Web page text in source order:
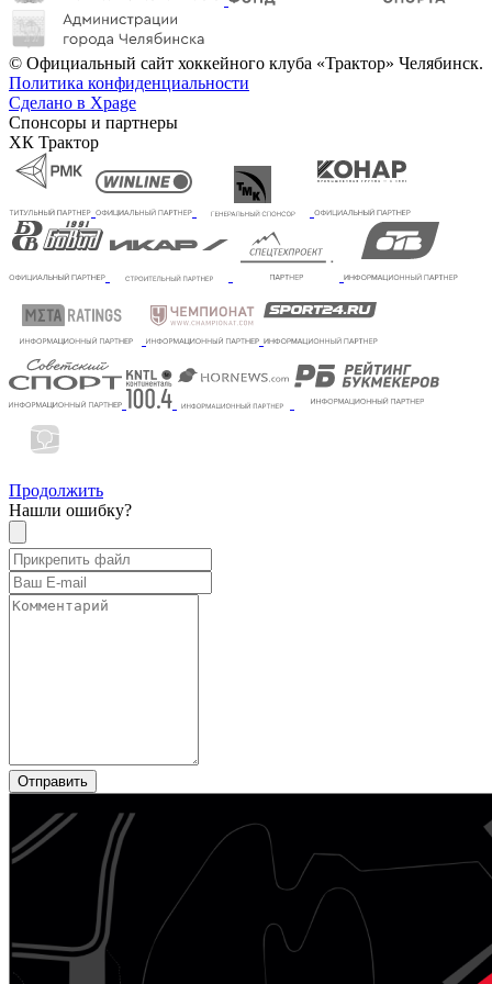
© Официальный сайт хоккейного клуба «Трактор» Челябинск.
Политика конфиденциальности
Сделано в Xpage
Спонсоры и партнеры
ХК Трактор
Продолжить
Нашли ошибку?